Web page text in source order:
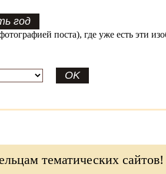
поста), где уже есть эти
тематических сайтов!